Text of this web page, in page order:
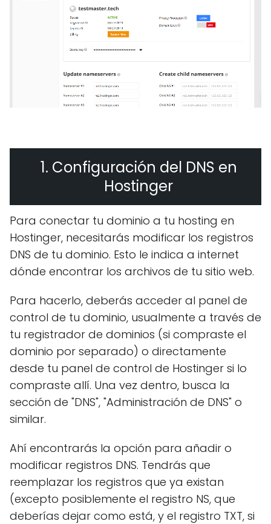
1. Configuración del DNS en
Hostinger
Para conectar tu dominio a tu hosting en
Hostinger, necesitarás modificar los registros
DNS de tu dominio. Esto le indica a internet
dónde encontrar los archivos de tu sitio web.
Para hacerlo, deberás acceder al panel de
control de tu dominio, usualmente a través de
tu registrador de dominios (si compraste el
dominio por separado) o directamente
desde tu panel de control de Hostinger si lo
compraste allí. Una vez dentro, busca la
sección de "DNS", "Administración de DNS" o
similar.
Ahí encontrarás la opción para añadir o
modificar registros DNS. Tendrás que
reemplazar los registros que ya existan
(excepto posiblemente el registro NS, que
deberías dejar como está, y el registro TXT, si